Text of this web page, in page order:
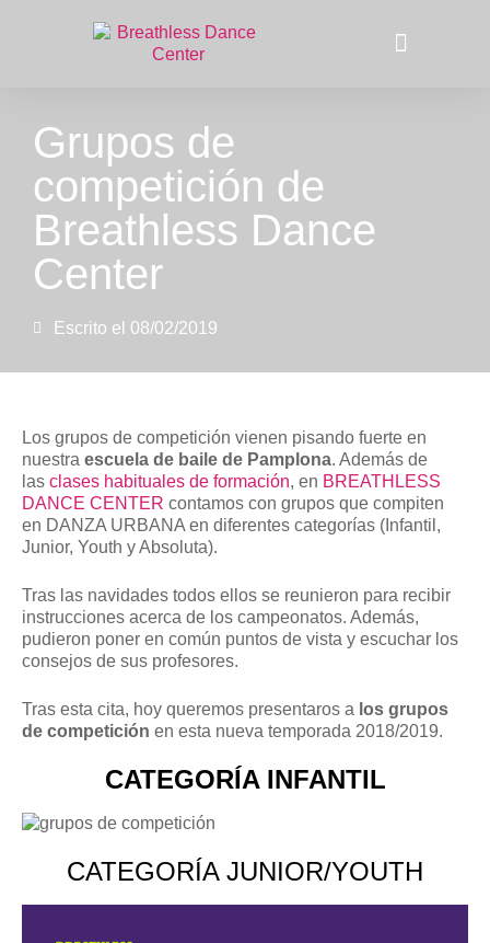
Grupos de
competición de
Breathless Dance
Center
Escrito el 08/02/2019
Los grupos de competición vienen pisando fuerte en
nuestra escuela de baile de Pamplona. Además de
las clases habituales de formación, en BREATHLESS
DANCE CENTER contamos con grupos que compiten
en DANZA URBANA en diferentes categorías (Infantil,
Junior, Youth y Absoluta).
Tras las navidades todos ellos se reunieron para recibir
instrucciones acerca de los campeonatos. Además,
pudieron poner en común puntos de vista y escuchar los
consejos de sus profesores.
Tras esta cita, hoy queremos presentaros a los grupos
de competición en esta nueva temporada 2018/2019.
CATEGORÍA INFANTIL
CATEGORÍA JUNIOR/YOUTH